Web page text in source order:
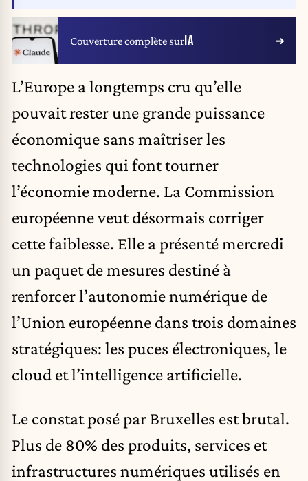
Couverture complète surIA
L’Europe a longtemps cru qu’elle
pouvait rester une grande puissance
économique sans maîtriser les
technologies qui font tourner
l’économie moderne. La Commission
européenne veut désormais corriger
cette faiblesse. Elle a présenté mercredi
un paquet de mesures destiné à
renforcer l’autonomie numérique de
l’Union européenne dans trois domaines
stratégiques: les puces électroniques, le
cloud et l’intelligence artificielle.
Le constat posé par Bruxelles est brutal.
Plus de 80% des produits, services et
infrastructures numériques utilisés en